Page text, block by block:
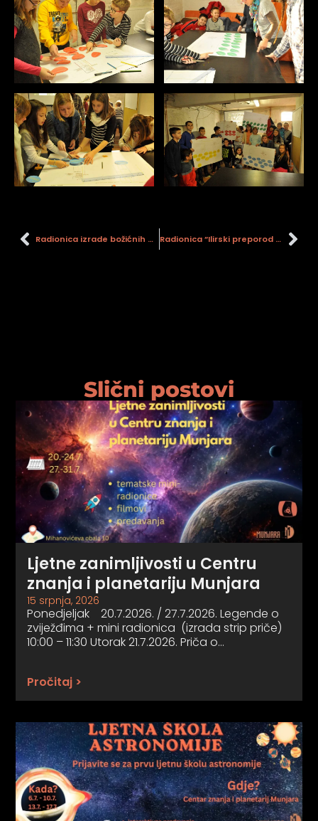
Radionica izrade božićnih ukrasa Radionica ”Ilirski preporod 7.12.2016.”
Slični postovi
Ljetne zanimljivosti u Centru
znanja i planetariju Munjara
15 srpnja, 2026
Ponedjeljak 20.7.2026. / 27.7.2026. Legende o
zviježđima + mini radionica (izrada strip priče)
10:00 – 11:30 Utorak 21.7.2026. Priča o…
Pročitaj >